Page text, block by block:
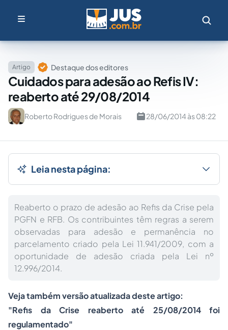
Artigo Destaque dos editores
Cuidados para adesão ao Refis IV:
reaberto até 29/08/2014
Roberto Rodrigues de Morais 28/06/2014 às 08:22
Leia nesta página:
Reaberto o prazo de adesão ao Refis da Crise pela
PGFN e RFB. Os contribuintes têm regras a serem
observadas para adesão e permanência no
parcelamento criado pela Lei 11.941/2009, com a
oportunidade de adesão criada pela Lei nº
12.996/2014.
Veja também versão atualizada deste artigo:
"Refis da Crise reaberto até 25/08/2014 foi
regulamentado"